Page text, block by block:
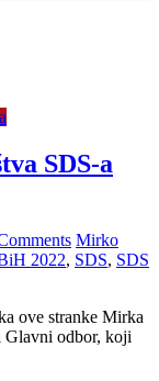
SDS-a
Mirko
2022, SDS, SDS
ove stranke Mirka
Glavni odbor, koji